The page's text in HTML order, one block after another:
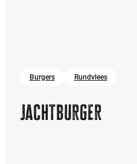
Burgers Rundvlees
Jachtburger